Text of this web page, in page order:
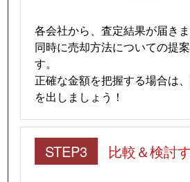
各会社から、査定結果が届きま
同時に売却方法についての提
す。
正確な金額を把握する場合は
を出しましょう！
STEP3 比較＆検討